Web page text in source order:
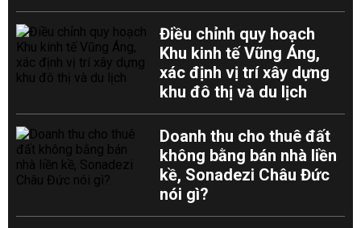
Điều chỉnh quy hoạch
Khu kinh tế Vũng Áng,
xác định vị trí xây dựng
khu đô thị và du lịch
Doanh thu cho thuê đất
không bằng bán nhà liền
kề, Sonadezi Châu Đức
nói gì?